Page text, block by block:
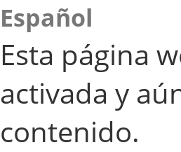
Español
Esta página
activada y
contenido.